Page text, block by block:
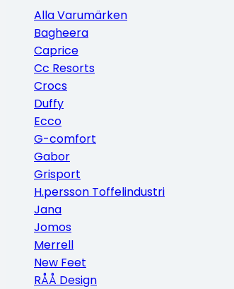
Alla Varumärken
Bagheera
Caprice
Cc Resorts
Crocs
Duffy
Ecco
G-comfort
Gabor
Grisport
H.persson Toffelindustri
Jana
Jomos
Merrell
New Feet
RÅÅ Design